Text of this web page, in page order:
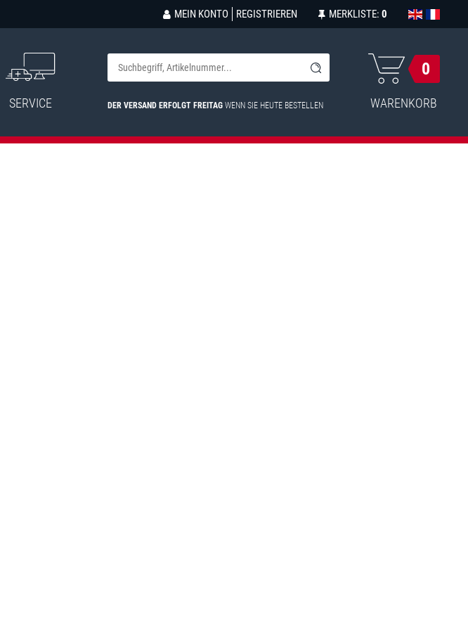
MEIN KONTO REGISTRIEREN MERKLISTE: 0
SERVICE DER VERSAND ERFOLGT FREITAG WENN SIE HEUTE BESTELLEN
0
WARENKORB